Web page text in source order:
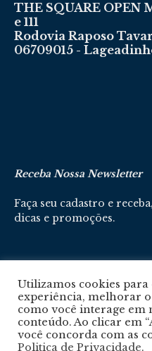
THE SQUARE OPEN
e 111
Rodovia Raposo
06709015 -
Receba Nossa Newsletter
Faça seu cadastro e
dicas e promoções.
Cadastre-se aqui
Utilizamos cookies
experiência, melhorar
como você interage em
conteúdo. Ao clicar em
você concorda com as
Politica de Privacidade.